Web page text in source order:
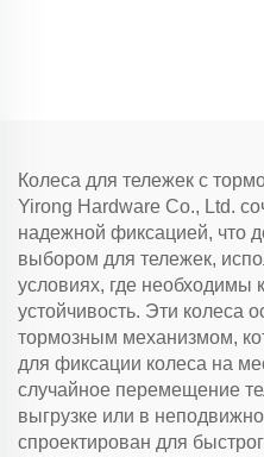
Колеса для тележек с
Yirong Hardware Co., Ltd.
надежной фиксацией, что
выбором для тележек,
условиях, где необходимы
устойчивость. Эти колеса
тормозным механизмом,
для фиксации колеса на
случайное перемещение
выгрузке или в
спроектирован для